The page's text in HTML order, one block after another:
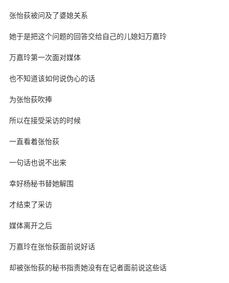
张怡荻被问及了婆媳关系
她于是把这个问题的回答交给自己的儿媳妇万嘉玲
万嘉玲第一次面对媒体
也不知道该如何说伪心的话
为张怡荻吹捧
所以在接受采访的时候
一直看着张怡荻
一句话也说不出来
幸好杨秘书替她解围
才结束了采访
媒体离开之后
万嘉玲在张怡荻面前说好话
却被张怡荻的秘书指责她没有在记者面前说这些话